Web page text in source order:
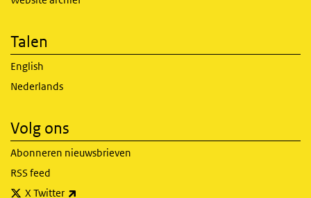
Talen
English
Nederlands
Volg ons
Abonneren nieuwsbrieven
RSS feed
X Twitter